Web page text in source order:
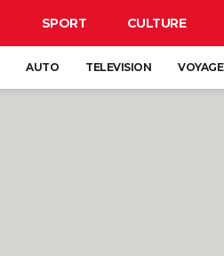
SPORT CULTURE
AUTO TELEVISION VOYAGE